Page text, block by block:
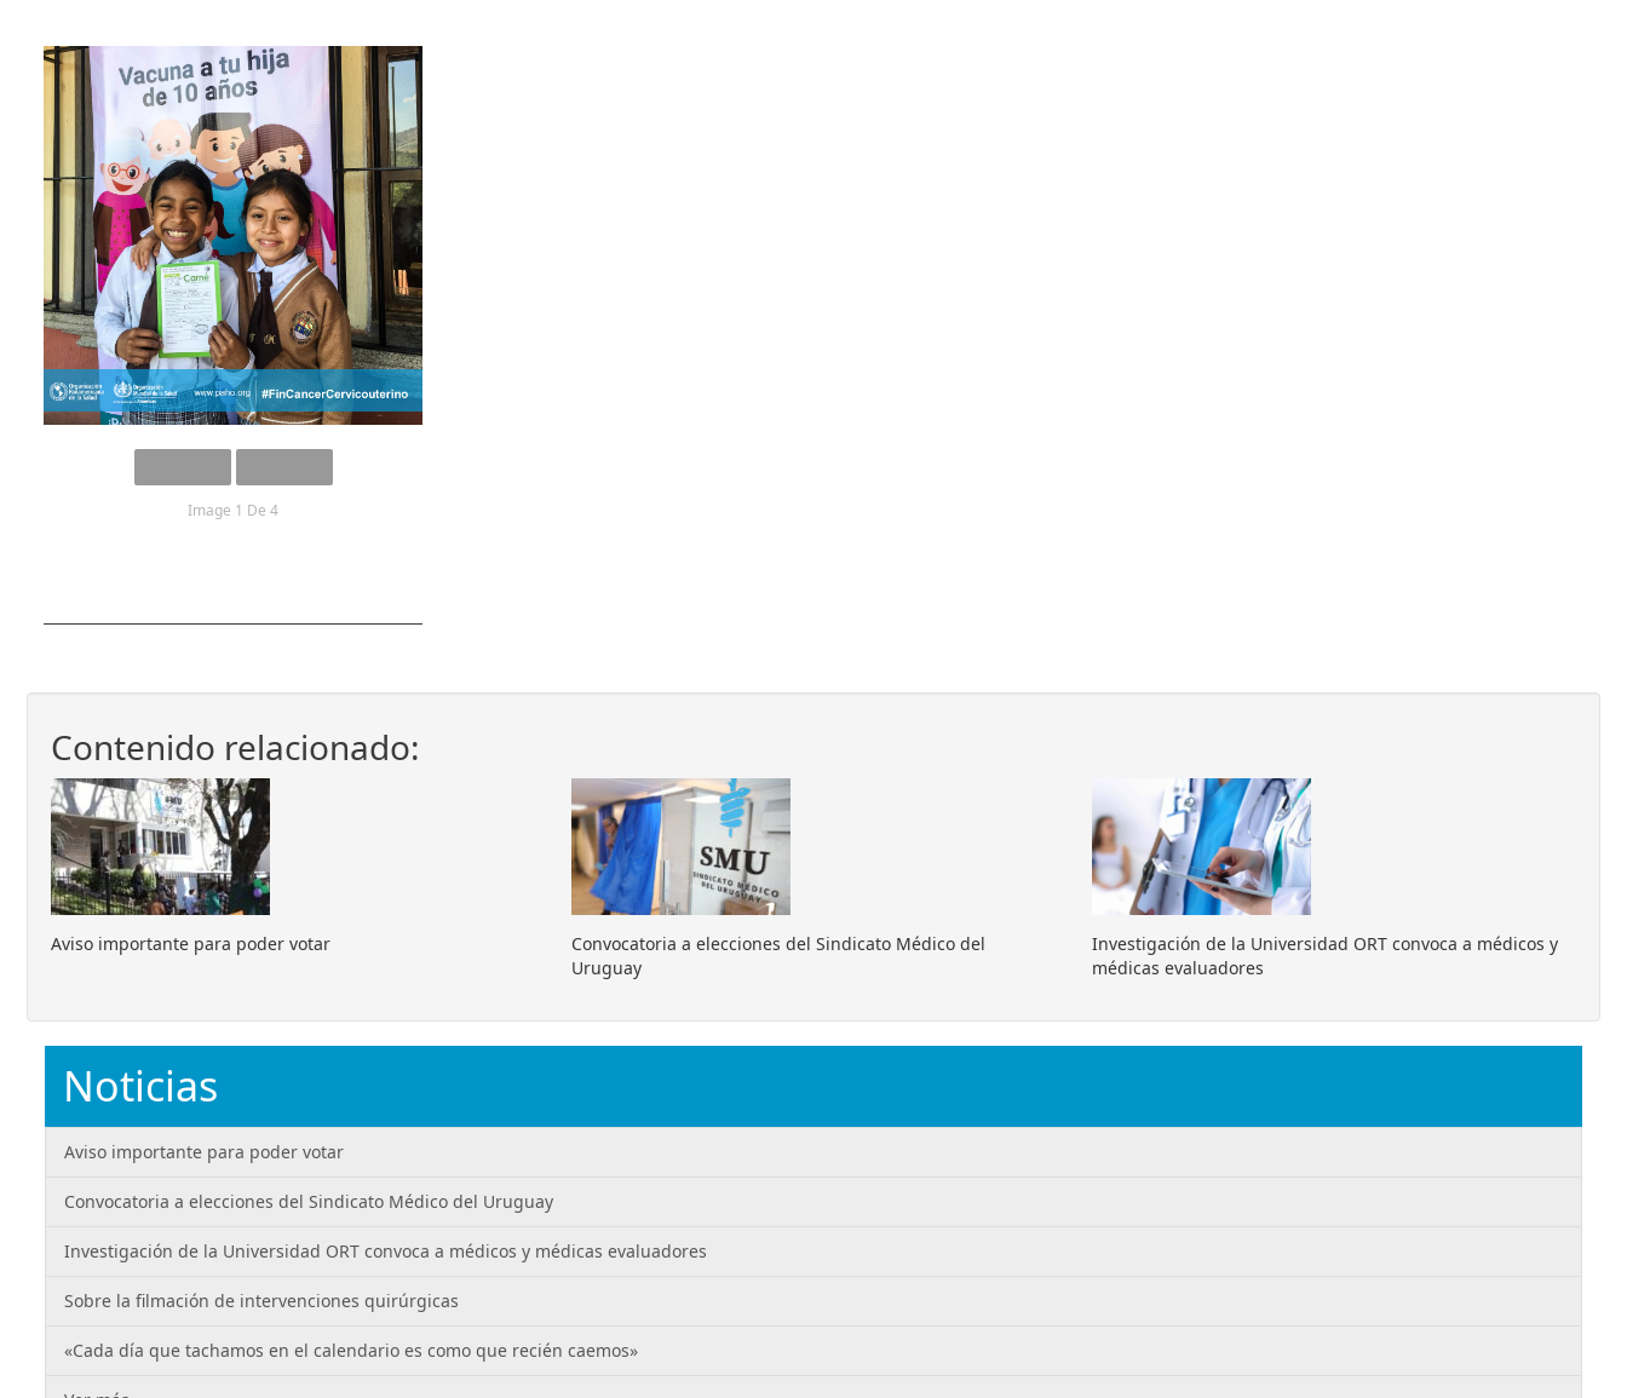
Image 1 De 4
Contenido relacionado:
Aviso importante para poder votar
Convocatoria a elecciones del Sindicato Médico del
Uruguay
Investigación de la Universidad ORT convoca a médicos y
médicas evaluadores
Noticias
Aviso importante para poder votar
Convocatoria a elecciones del Sindicato Médico del Uruguay
Investigación de la Universidad ORT convoca a médicos y médicas evaluadores
Sobre la filmación de intervenciones quirúrgicas
«Cada día que tachamos en el calendario es como que recién caemos»